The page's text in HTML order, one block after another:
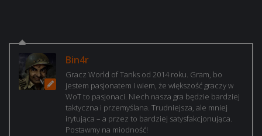
Bin4r
Gracz World of Tanks od 2014 roku. Gram, bo
jestem pasjonatem i wiem, że większość graczy w
WoT to pasjonaci. Niech nasza gra będzie bardziej
taktyczna i przemyślana. Trudniejsza, ale mniej
irytująca – a przez to bardziej satysfakcjonująca.
Postawmy na miodność!